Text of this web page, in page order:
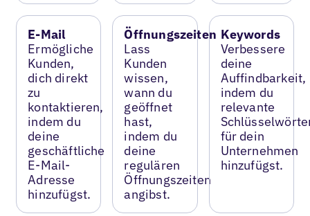
E-Mail
Ermögliche
Kunden,
dich direkt
zu
kontaktieren,
indem du
deine
geschäftliche
E-Mail-
Adresse
hinzufügst.
Öffnungszeiten
Lass
Kunden
wissen,
wann du
geöffnet
hast,
indem du
deine
regulären
Öffnungszeiten
angibst.
Keywords
Verbessere
deine
Auffindbarkeit,
indem du
relevante
für dein
Unternehmen
hinzufügst.